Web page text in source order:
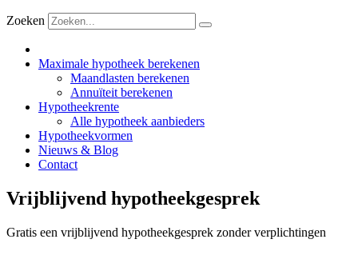
Zoeken
Maximale hypotheek berekenen
Maandlasten berekenen
Annuïteit berekenen
Hypotheekrente
Alle hypotheek aanbieders
Hypotheekvormen
Nieuws & Blog
Contact
Vrijblijvend hypotheekgesprek
Gratis een vrijblijvend hypotheekgesprek zonder verplichtingen